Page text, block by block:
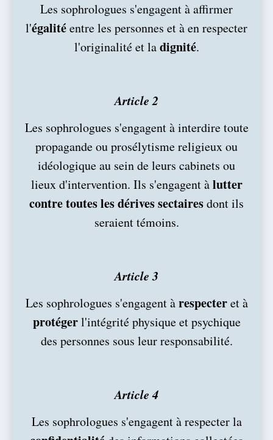
Les sophrologues s'engagent à affirmer
l'égalitéentre les personnes et à en respecter
l'originalité et ladignité.
Article 2
Les sophrologues s'engagent à interdire toute
propagande ou prosélytisme religieux ou
idéologique au sein de leurs cabinets ou
lieux d'intervention. Ils s'engagent àlutter
contre toutes les dérives sectairesdont ils
seraient témoins.
Article 3
Les sophrologues s'engagent àrespecteret à
protégerl'intégrité physique et psychique
des personnes sous leur responsabilité.
Article 4
Les sophrologues s'engagent à respecter la